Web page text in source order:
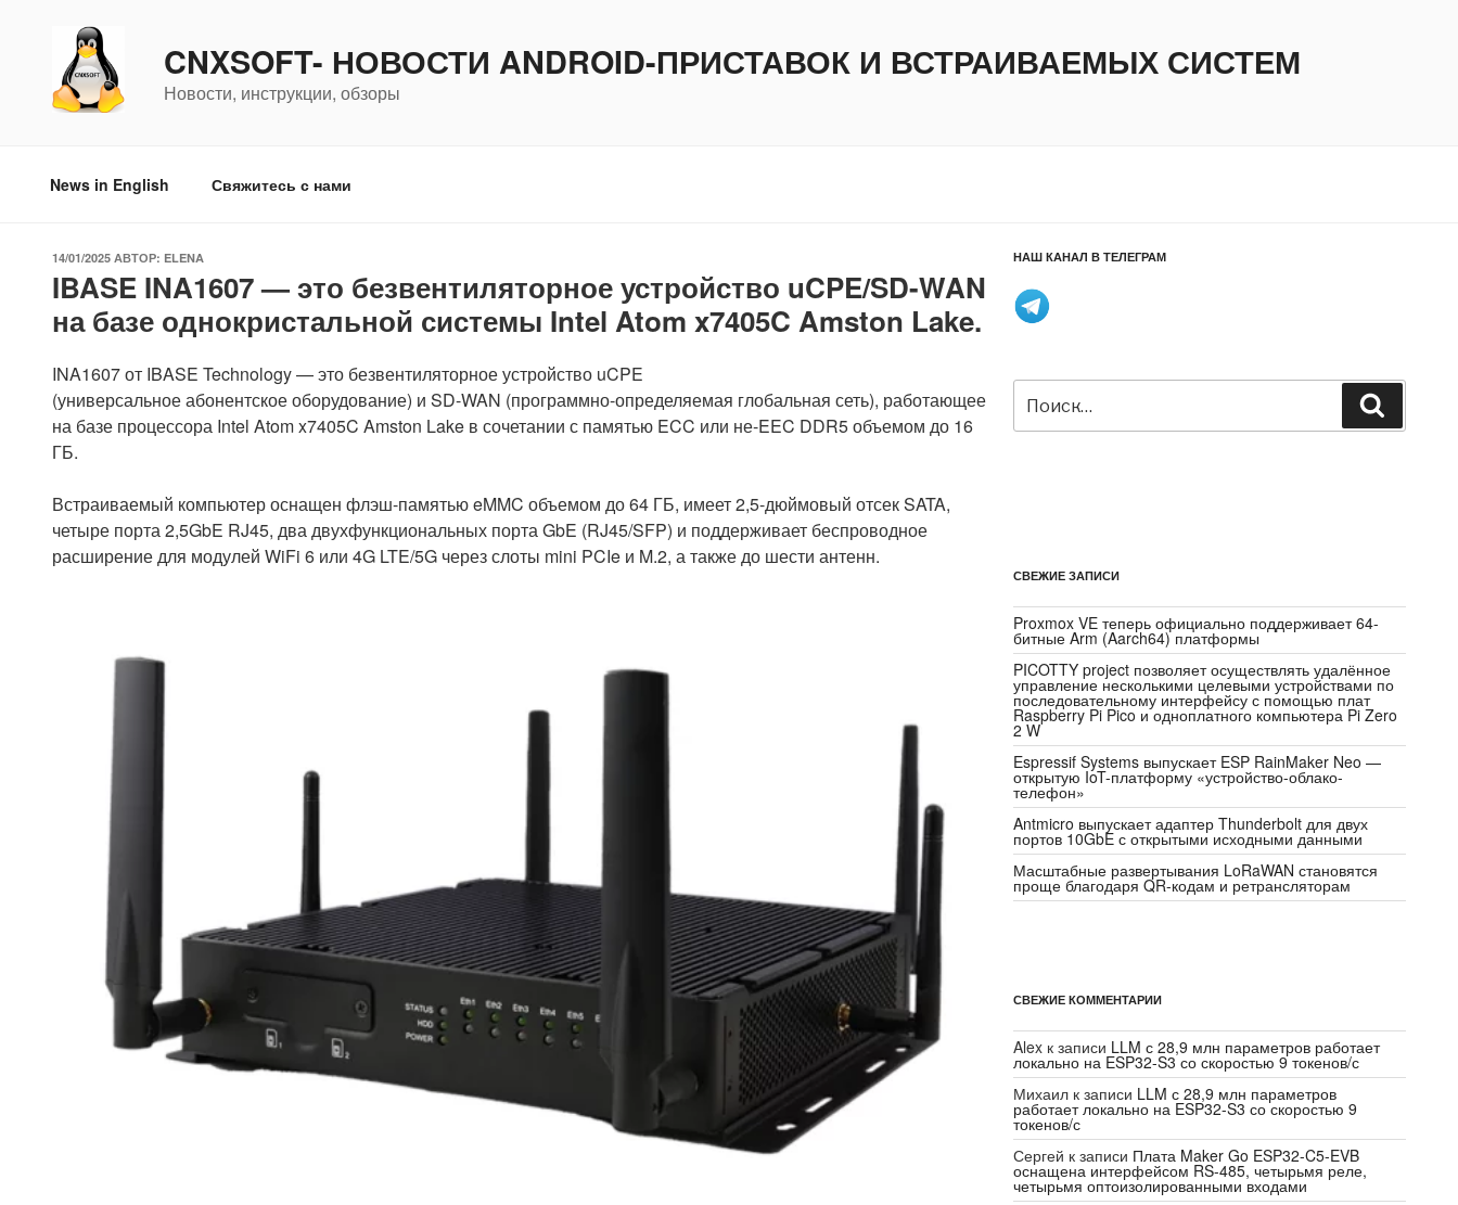
содержимому
CNXSOFT- НОВОСТИ ANDROID-ПРИСТАВОК И ВСТРАИВАЕМЫХ СИСТЕМ
Новости, инструкции, обзоры
News in English Свяжитесь с нами
ОПУБЛИКОВАНО
14/01/2025 АВТОР: ELENA
IBASE INA1607 — это безвентиляторное устройство uCPE/SD-WAN
на базе однокристальной системы Intel Atom x7405C Amston Lake.
INA1607 от IBASE Technology — это безвентиляторное устройство uCPE
(универсальное абонентское оборудование) и SD-WAN (программно-определяемая глобальная сеть), работающее
на базе процессора Intel Atom x7405C Amston Lake в сочетании с памятью ECC или не-EEC DDR5 объемом до 16
ГБ.
Встраиваемый компьютер оснащен флэш-памятью eMMC объемом до 64 ГБ, имеет 2,5-дюймовый отсек SATA,
четыре порта 2,5GbE RJ45, два двухфункциональных порта GbE (RJ45/SFP) и поддерживает беспроводное
расширение для модулей WiFi 6 или 4G LTE/5G через слоты mini PCIe и M.2, а также до шести антенн.
НАШ КАНАЛ В ТЕЛЕГРАМ
Искать:
СВЕЖИЕ ЗАПИСИ
Proxmox VE теперь официально поддерживает 64-
битные Arm (Aarch64) платформы
PICOTTY project позволяет осуществлять удалённое
управление несколькими целевыми устройствами по
последовательному интерфейсу с помощью плат
Raspberry Pi Pico и одноплатного компьютера Pi Zero
2 W
Espressif Systems выпускает ESP RainMaker Neo —
открытую IoT-платформу «устройство-облако-
телефон»
Antmicro выпускает адаптер Thunderbolt для двух
портов 10GbE с открытыми исходными данными
Масштабные развертывания LoRaWAN становятся
проще благодаря QR-кодам и ретрансляторам
СВЕЖИЕ КОММЕНТАРИИ
Alex к записи LLM с 28,9 млн параметров работает
локально на ESP32-S3 со скоростью 9 токенов/с
Михаил к записи LLM с 28,9 млн параметров
работает локально на ESP32-S3 со скоростью 9
токенов/с
Сергей к записи Плата Maker Go ESP32-C5-EVB
оснащена интерфейсом RS-485, четырьмя реле,
четырьмя оптоизолированными входами